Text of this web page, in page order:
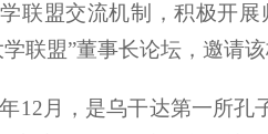
联盟交流机制，积极开
联盟”董事长论坛，邀请
12月，是乌干达第一所